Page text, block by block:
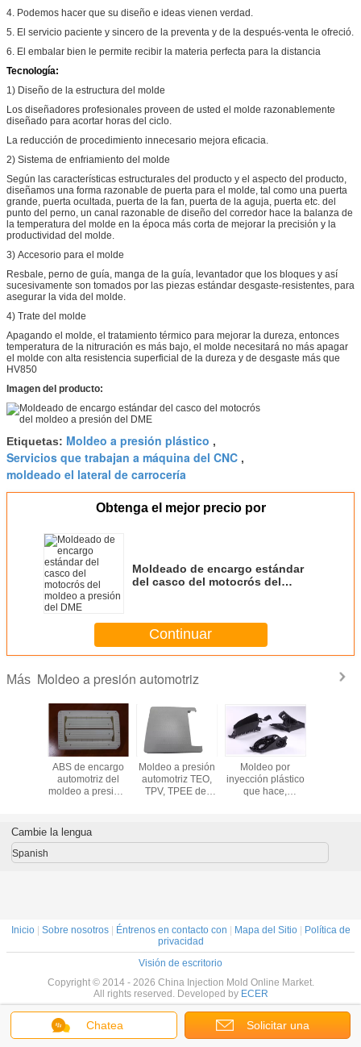
4. Podemos hacer que su diseño e ideas vienen verdad.
5. El servicio paciente y sincero de la preventa y de la después-venta le ofreció.
6. El embalar bien le permite recibir la materia perfecta para la distancia
Tecnología:
1) Diseño de la estructura del molde
Los diseñadores profesionales proveen de usted el molde razonablemente
diseñado para acortar horas del ciclo.
La reducción de procedimiento innecesario mejora eficacia.
2) Sistema de enfriamiento del molde
Según las características estructurales del producto y el aspecto del producto,
diseñamos una forma razonable de puerta para el molde, tal como una puerta
grande, puerta ocultada, puerta de la fan, puerta de la aguja, puerta etc. del
punto del perno, un canal razonable de diseño del corredor hace la balanza de
la temperatura del molde en la época más corta de mejorar la precisión y la
productividad del molde.
3) Accesorio para el molde
Resbale, perno de guía, manga de la guía, levantador que los bloques y así
sucesivamente son tomados por las piezas estándar desgaste-resistentes, para
asegurar la vida del molde.
4) Trate del molde
Apagando el molde, el tratamiento térmico para mejorar la dureza, entonces
temperatura de la nitruración es más bajo, el molde necesitará no más apagar
el molde con alta resistencia superficial de la dureza y de desgaste más que
HV850
Imagen del producto:
Etiquetas: Moldeo a presión plástico ,
Servicios que trabajan a máquina del CNC ,
moldeado el lateral de carrocería
Obtenga el mejor precio por
Moldeado de encargo estándar
del casco del motocrós del
Continuar
Más Moldeo a presión automotriz
ABS de encargo
automotriz del
moldeo a presión,
Moldeo a presión
automotriz TEO,
TPV, TPEE del
Moldeo por
inyección plástico
que hace,
para las piezas
Chatea Solicitar una
Cambie la lengua
Spanish
Inicio| Sobre nosotros| Éntrenos en contacto con | Mapa del Sitio| Política de
privacidad
Visión de escritorio
Copyright © 2014 - 2026 China Injection Mold Online Market.
All rights reserved. Developed by ECER